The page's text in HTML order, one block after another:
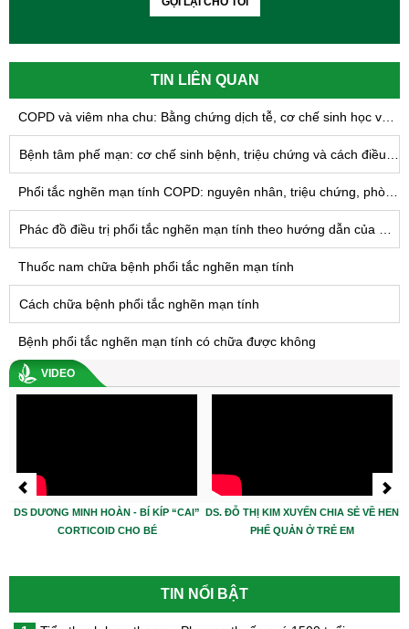
TIN LIÊN QUAN
Thuốc nam chữa bệnh phổi tắc nghẽn mạn tính
Cách chữa bệnh phổi tắc nghẽn mạn tính
Bệnh phổi tắc nghẽn mạn tính có chữa được không
VIDEO
DS DƯƠNG MINH HOÀN - BÍ KÍP “CAI”
CORTICOID CHO BÉ
DS. ĐỖ THỊ KIM XUYẾN CHIA SẺ VỀ HEN
PHẾ QUẢN Ở TRẺ EM
TIN NỔI BẬT